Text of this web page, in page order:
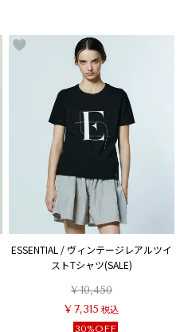
ESSENTIAL / ヴィンテージレアルツイ
ストTシャツ(SALE)
¥10,450
¥7,315 税込
30%OFF